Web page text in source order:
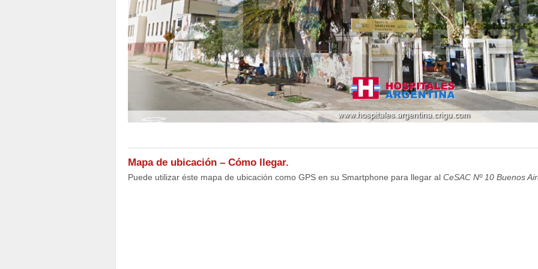
Mapa de ubicación – Cómo llegar.
Puede utilizar éste mapa de ubicación como GPS en su Smartphone para llegar al CeSAC Nº 10 Buenos